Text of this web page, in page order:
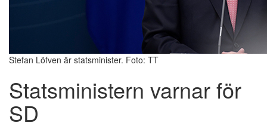
Stefan Löfven är statsminister. Foto: TT
Statsministern varnar för
SD